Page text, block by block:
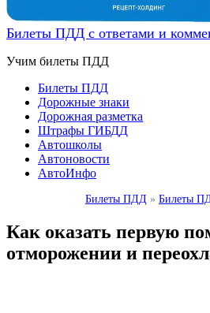
Билеты ПДД с ответами и
Учим билеты ПДД
Билеты ПДД
Дорожные знаки
Дорожная разметка
Штрафы ГИБДД
Автошколы
Автоновости
АвтоИнфо
Билеты ПДД » Билеты
Как оказать первую
отморожении и